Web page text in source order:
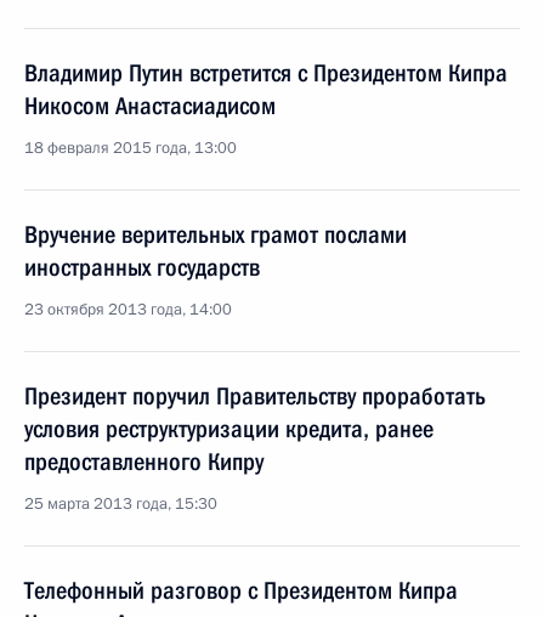
Владимир Путин встретится с Президентом Кипра
Никосом Анастасиадисом
18 февраля 2015 года, 13:00
Вручение верительных грамот послами
иностранных государств
23 октября 2013 года, 14:00
Президент поручил Правительству проработать
условия реструктуризации кредита, ранее
предоставленного Кипру
25 марта 2013 года, 15:30
Телефонный разговор с Президентом Кипра